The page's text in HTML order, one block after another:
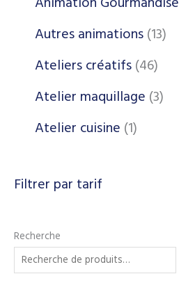
Autres animations 13
Ateliers créatifs 46
Atelier maquillage 3
Atelier cuisine 1
Filtrer par tarif
Recherche